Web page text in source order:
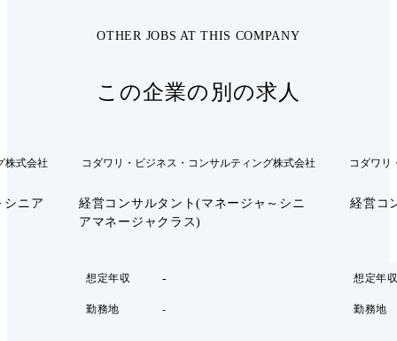
OTHER JOBS AT THIS COMPANY
この企業の別の求人
株式会社
シニア
コダワリ・ビジネス・コンサルティング株式会社
経営コンサルタント(マネージャ～シニ
アマネージャクラス)
想定年収 -
勤務地 -
コダワリ
経営コ
想定年
勤務地